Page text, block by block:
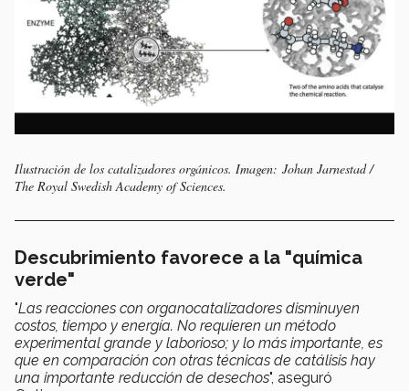
Ilustración de los catalizadores orgánicos. Imagen: Johan Jarnestad /
The Royal Swedish Academy of Sciences.
Descubrimiento favorece a la "química
verde"
"Las reacciones con organocatalizadores disminuyen
costos, tiempo y energía. No requieren un método
experimental grande y laborioso; y lo más importante, es
que en comparación con otras técnicas de catálisis hay
una importante reducción de desechos", aseguró